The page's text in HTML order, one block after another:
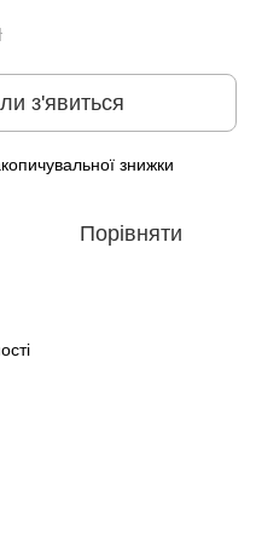
з'явиться
знижки
Порівняти